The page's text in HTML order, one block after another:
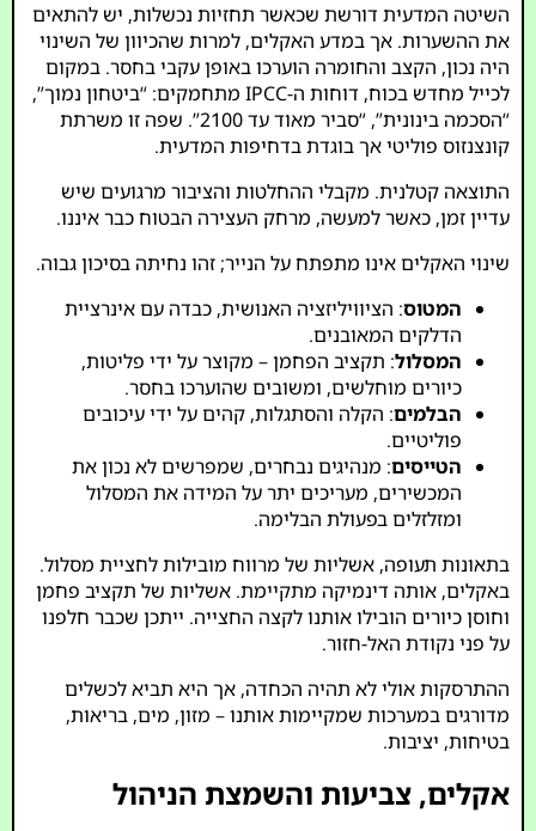
השיטה המדעית דורשת שכאשר תחזיות נכשלות, יש להתאים
את ההשערות. אך במדע האקלים, למרות שהכיוון של השינוי
היה נכון, הקצב והחומרה הוערכו באופן עקבי בחסר. במקום
לכייל מחדש בכוח, דוחות ה-IPCC מתחמקים: “ביטחון נמוך”,
“הסכמה בינונית”, “סביר מאוד עד 2100”. שפה זו משרתת
קונצנזוס פוליטי אך בוגדת בדחיפות המדעית.
התוצאה קטלנית. מקבלי ההחלטות והציבור מרגועים שיש
עדיין זמן, כאשר למעשה, מרחק העצירה הבטוח כבר איננו.
שינוי האקלים אינו מתפתח על הנייר; זהו נחיתה בסיכון גבוה.
המטוס: הציוויליזציה האנושית, כבדה עם אינרציית
הדלקים המאובנים.
המסלול: תקציב הפחמן – מקוצר על ידי פליטות,
כיורים מוחלשים, ומשובים שהוערכו בחסר.
הבלמים: הקלה והסתגלות, קהים על ידי עיכובים
פוליטיים.
הטייסים: מנהיגים נבחרים, שמפרשים לא נכון את
המכשירים, מעריכים יתר על המידה את המסלול
ומזלזלים בפעולת הבלימה.
בתאונות תעופה, אשליות של מרווח מובילות לחציית מסלול.
באקלים, אותה דינמיקה מתקיימת. אשליות של תקציב פחמן
וחוסן כיורים הובילו אותנו לקצה החצייה. ייתכן שכבר חלפנו
על פני נקודת האל-חזור.
ההתרסקות אולי לא תהיה הכחדה, אך היא תביא לכשלים
מדורגים במערכות שמקיימות אותנו – מזון, מים, בריאות,
בטיחות, יציבות.
אקלים, צביעות והשמצת הניהול